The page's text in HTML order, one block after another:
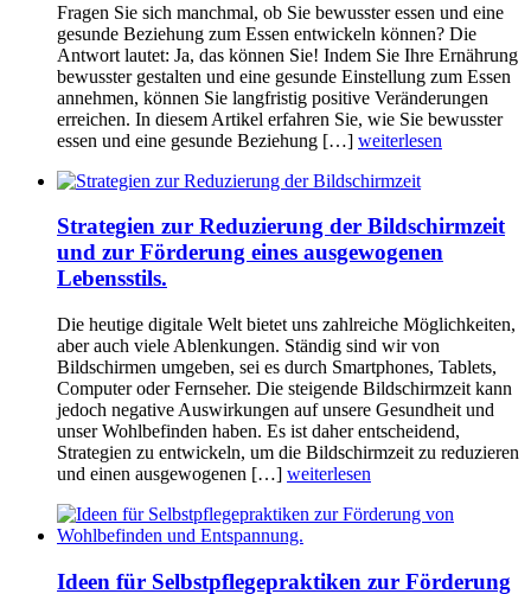
Fragen Sie sich manchmal, ob Sie bewusster essen und eine
gesunde Beziehung zum Essen entwickeln können? Die
Antwort lautet: Ja, das können Sie! Indem Sie Ihre Ernährung
bewusster gestalten und eine gesunde Einstellung zum Essen
annehmen, können Sie langfristig positive Veränderungen
erreichen. In diesem Artikel erfahren Sie, wie Sie bewusster
essen und eine gesunde Beziehung […] weiterlesen
Strategien zur Reduzierung der Bildschirmzeit
und zur Förderung eines ausgewogenen
Lebensstils.
Die heutige digitale Welt bietet uns zahlreiche Möglichkeiten,
aber auch viele Ablenkungen. Ständig sind wir von
Bildschirmen umgeben, sei es durch Smartphones, Tablets,
Computer oder Fernseher. Die steigende Bildschirmzeit kann
jedoch negative Auswirkungen auf unsere Gesundheit und
unser Wohlbefinden haben. Es ist daher entscheidend,
Strategien zu entwickeln, um die Bildschirmzeit zu reduzieren
und einen ausgewogenen […] weiterlesen
Ideen für Selbstpflegepraktiken zur Förderung